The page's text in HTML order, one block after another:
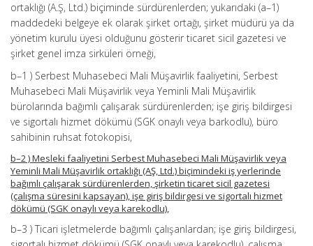
ortaklığı (A.Ş, Ltd.) biçiminde sürdürenlerden; yukarıdaki (a–1)
maddedeki belgeye ek olarak şirket ortağı, şirket müdürü ya da
yönetim kurulu üyesi olduğunu gösterir ticaret sicil gazetesi ve
şirket genel imza sirküleri örneği,
b–1 ) Serbest Muhasebeci Mali Müşavirlik faaliyetini, Serbest
Muhasebeci Mali Müşavirlik veya Yeminli Mali Müşavirlik
bürolarında bağımlı çalışarak sürdürenlerden; işe giriş bildirgesi
ve sigortalı hizmet dökümü (SGK onaylı veya barkodlu), büro
sahibinin ruhsat fotokopisi,
b–2 ) Mesleki faaliyetini Serbest Muhasebeci Mali Müşavirlik veya
Yeminli Mali Müşavirlik ortaklığı (AŞ, Ltd.) biçimindeki iş yerlerinde
bağımlı çalışarak sürdürenlerden, şirketin ticaret sicil gazetesi
(çalışma süresini kapsayan), işe giriş bildirgesi ve sigortalı hizmet
dökümü (SGK onaylı veya karekodlu),
b–3 ) Ticari işletmelerde bağımlı çalışanlardan; işe giriş bildirgesi,